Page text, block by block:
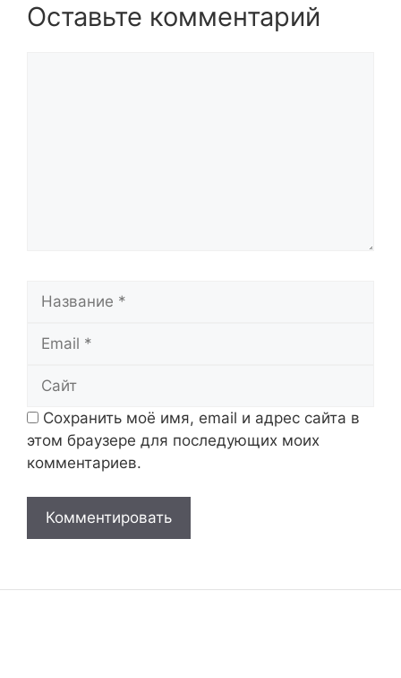
Оставьте комментарий
Сохранить моё имя, email и адрес сайта в
этом браузере для последующих моих
комментариев.